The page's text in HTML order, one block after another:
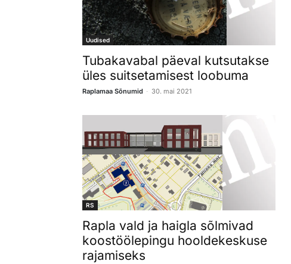
Uudised
Tubakavabal päeval kutsutakse
üles suitsetamisest loobuma
Raplamaa Sõnumid - 30. mai 2021
RS
Rapla vald ja haigla sõlmivad
koostöölepingu hooldekeskuse
rajamiseks